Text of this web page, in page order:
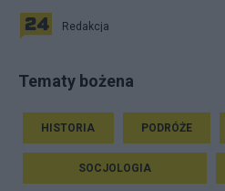
Redakcja
Tematy bożena
HISTORIA PODRÓŻE
SOCJOLOGIA